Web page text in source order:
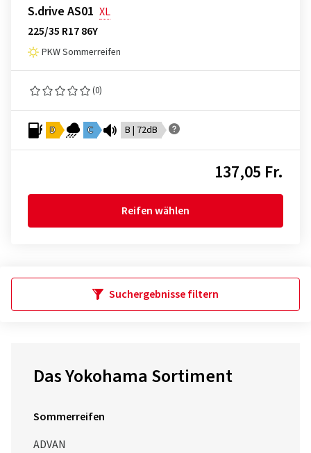
S.drive AS01 XL
225/35 R17 86Y
PKW Sommerreifen
(0)
D C B | 72dB
137,05 Fr.
Reifen wählen
Suchergebnisse filtern
Das Yokohama Sortiment
Sommerreifen
ADVAN